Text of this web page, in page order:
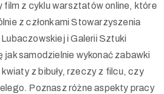
film z cyklu warsztatów online, które
z członkami Stowarzyszenia
i Galerii Sztuki
jak samodzielnie wykonać zabawki
z bibuły, rzeczy z filcu, czy
Poznasz różne aspekty pracy